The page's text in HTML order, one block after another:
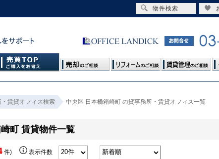
・賃貸オフィス検索 中央区 日本橋箱崎町 の貸事務所・賃貸オフィス一覧
町 賃貸物件一覧
件) 表示件数
物件検索